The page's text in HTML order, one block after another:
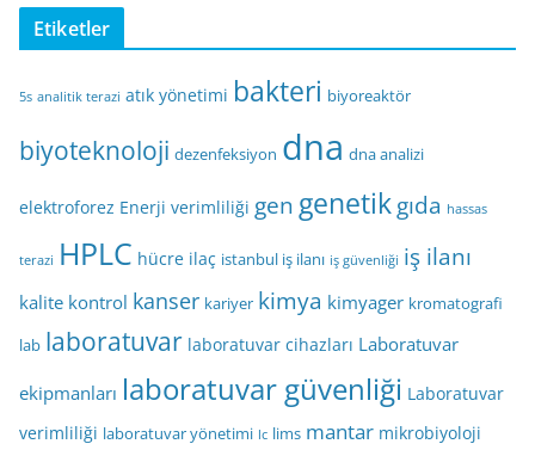
Etiketler
5s analitik terazi atık yönetimi bakteri biyoreaktör
biyoteknoloji dezenfeksiyon dna dna analizi
elektroforez Enerji verimliliği gen genetikgıda hassas
terazi HPLC hücre ilaç istanbul iş ilanı iş güvenliği iş ilanı
kalite kontrol kanser kariyer kimya kimyager kromatografi
lab laboratuvar laboratuvar cihazları Laboratuvar
ekipmanları laboratuvar güvenliği Laboratuvar
verimliliği laboratuvar yönetimi lc lims mantar mikrobiyoloji